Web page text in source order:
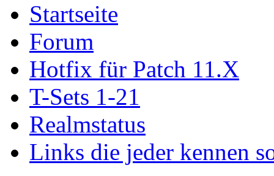
Startseite
Forum
Hotfix für Patch 11.X
T-Sets 1-21
Realmstatus
Links die jeder kennen